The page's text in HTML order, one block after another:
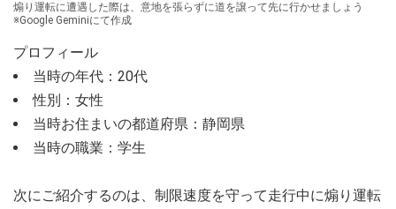
煽り運転に遭遇した際は、意地を張らずに道を譲って先に行かせましょう
※Google Geminiにて作成
プロフィール
当時の年代：20代
性別：女性
当時お住まいの都道府県：静岡県
当時の職業：学生
次にご紹介するのは、制限速度を守って走行中に煽り運転